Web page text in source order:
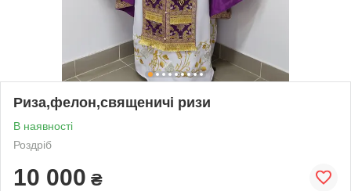
Риза,фелон,священичі ризи
В наявності
Роздріб
10 000 ₴